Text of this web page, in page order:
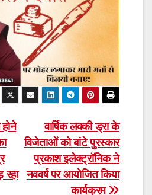
वार्षिक लक्की ड्रा के
विजेताओं को बांटे पुरस्कार
प्रकाश इलेक्ट्रॉनिक ने
नववर्ष पर आयोजित किया
कार्यक्रम
रहा